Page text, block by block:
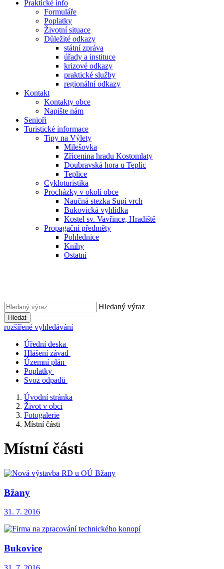
Praktické info
Formuláře
Poplatky
Životní situace
Důležité odkazy
státní zpráva
úřady a instituce
krizové odkazy
praktické služby
regionální odkazy
Kontakt
Kontakty obce
Napište nám
Senioři
Turistické informace
Tipy na Výlety
Milešovka
Zřícenina hradu Kostomlaty
Doubravská hora u Teplic
Teplice
Cykloturistika
Procházky v okolí obce
Naučná stezka Supí vrch
Bukovická vyhlídka
Kostel sv. Vavřince, Hradiště
Propagační předměty
Pohlednice
Knihy
Ostatní
Hledaný výraz
Hledat
rozšířené vyhledávání
Úřední deska
Hlášení závad
Územní plán
Poplatky
Svoz odpadů
Úvodní stránka
Život v obci
Fotogalerie
Místní části
Místní části
Bžany
31. 7. 2016
Bukovice